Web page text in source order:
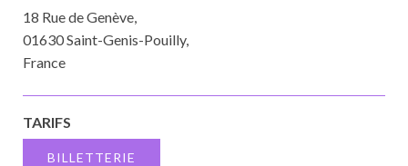
18 Rue de Genève,
01630 Saint-Genis-Pouilly,
France
TARIFS
BILLETTERIE